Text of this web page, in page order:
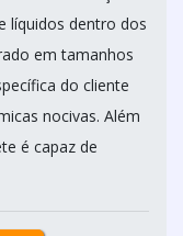
líquidos dentro dos
em tamanhos
do cliente
nocivas. Além
é capaz de